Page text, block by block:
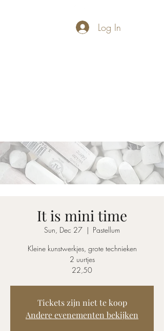
Log In
It is mini time
Sun, Dec 27
  |
Pastellum
Kleine kunstwerkjes, grote technieken
2 uurtjes
22,50
Tickets zijn niet te koop
Andere evenementen bekijken